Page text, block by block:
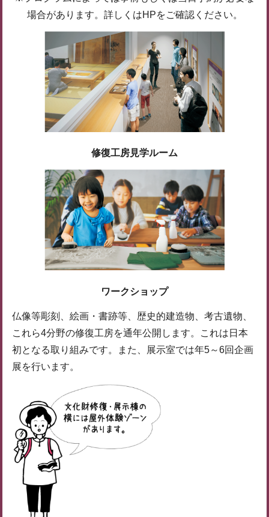
場合があります。詳しくはHPをご確認ください。
修復工房見学ルーム
ワークショップ
仏像等彫刻、絵画・書跡等、歴史的建造物、考古遺物、
これら4分野の修復工房を通年公開します。これは日本
初となる取り組みです。また、展示室では年5～6回企画
展を行います。